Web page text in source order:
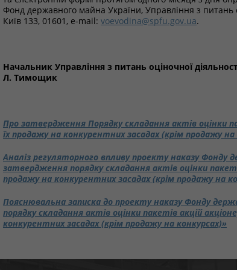
Фонд державного майна України, Управління з питань
Київ 133, 01601, e-mail: voevodina@spfu.gov.ua.
Начальник Управління з
Л. Тимощик
Про затвердження Порядку складання актів оцінки
їх продажу на конкурентних засадах (крім продажу на
Аналiз регуляторного впливу проекту наказу Фонду
затвердження порядку складання актів оцінки
продажу на конкурентних засадах (крім продажу на
Пояснювальна записка до проекту наказу Фонду
порядку складання актів оцінки пакетів акцій
конкурентних засадах (крім продажу на конкурсах)»